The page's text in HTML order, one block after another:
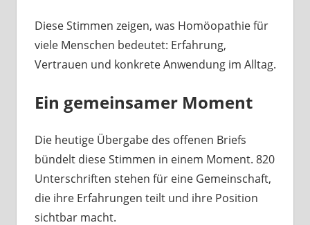
Diese Stimmen zeigen, was Homöopathie für
viele Menschen bedeutet: Erfahrung,
Vertrauen und konkrete Anwendung im Alltag.
Ein gemeinsamer Moment
Die heutige Übergabe des offenen Briefs
bündelt diese Stimmen in einem Moment. 820
Unterschriften stehen für eine Gemeinschaft,
die ihre Erfahrungen teilt und ihre Position
sichtbar macht.